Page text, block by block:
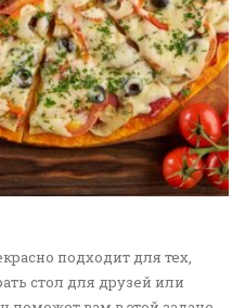
подходит для тех,
стол для друзей или